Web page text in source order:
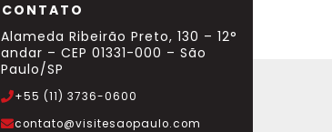
CONTATO
Alameda Ribeirão Preto, 130 – 12°
andar – CEP 01331-000 – São
Paulo/SP
+55 (11) 3736-0600
contato@visitesaopaulo.com